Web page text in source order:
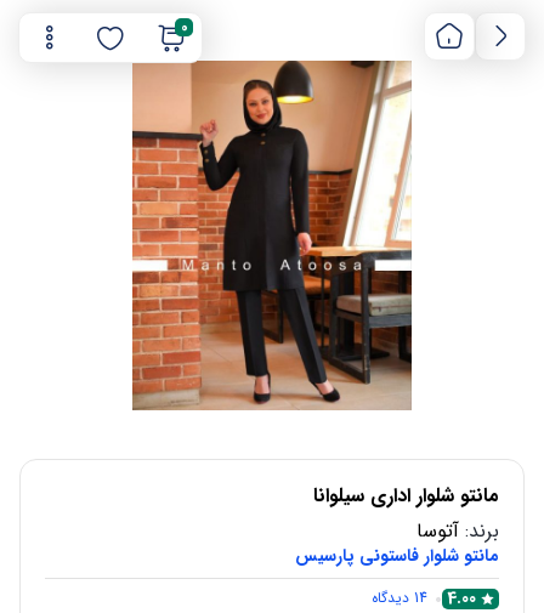
0
مانتو شلوار اداری سیلوانا
برند: آتوسا
مانتو شلوار فاستونی پارسیس
4.00
14 دیدگاه